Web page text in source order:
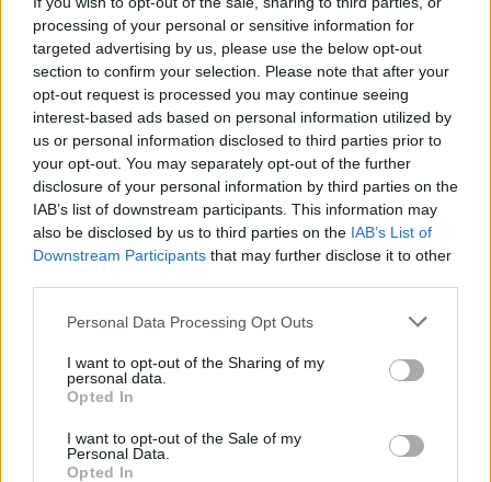
processing of your personal or sensitive information for
targeted advertising by us, please use the below opt-out
section to confirm your selection. Please note that after your
opt-out request is processed you may continue seeing
interest-based ads based on personal information utilized by
us or personal information disclosed to third parties prior to
your opt-out. You may separately opt-out of the further
disclosure of your personal information by third parties on the
IAB’s list of downstream participants. This information may
also be disclosed by us to third parties on the IAB’s List of
Downstream Participants that may further disclose it to other
Personal Data Processing Opt Outs
I want to opt-out of the Sharing of my
personal data.
Opted In
I want to opt-out of the Sale of my
Personal Data.
Opted In
Orai
Lietuvą užplūs karščio
banga: kai kur
temperatūra šoktels iki
33 laipsnių
Orai
Sinoptikas: į Lietuvą
plūstels karštis su liūtimis
ir perkūnija